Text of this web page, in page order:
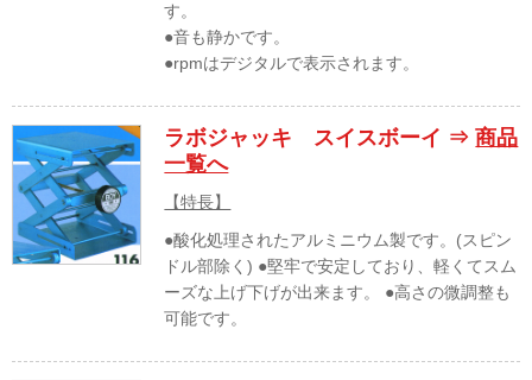
す。
●音も静かです。
●rpmはデジタルで表示されます。
ラボジャッキ スイスボーイ ⇒商品
一覧へ
【特長】
●酸化処理されたアルミニウム製です。(スピン
ドル部除く) ●堅牢で安定しており、軽くてスム
ーズな上げ下げが出来ます。 ●高さの微調整も
可能です。